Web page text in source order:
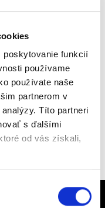
poskytovanie funkcií
používame
používate naše
partnerom v
Títo partneri
s ďalšími
od vás získali,
akýchkoľvek
ďalších informácií je
od užívateľov stránky
účel, za ktorým ich
a jedná s nimi v
údajov.